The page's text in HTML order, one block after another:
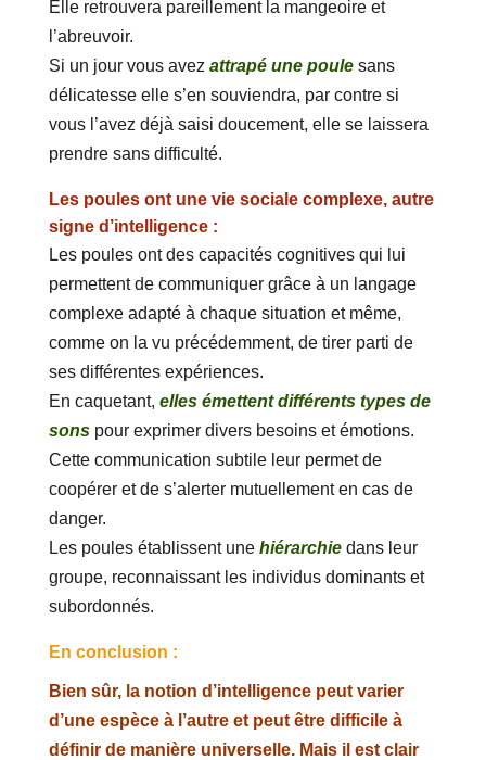
Elle retrouvera pareillement la mangeoire et
l’abreuvoir.
Si un jour vous avez attrapé une poulesans
délicatesse elle s’en souviendra, par contre si
vous l’avez déjà saisi doucement, elle se laissera
prendre sans difficulté.
Les poules ont une vie sociale complexe, autre
signe d’intelligence :
Les poules ont des capacités cognitives qui lui
permettent de communiquer grâce à un langage
complexe adapté à chaque situation et même,
comme on la vu précédemment, de tirer parti de
ses différentes expériences.
En caquetant, elles émettent différents types de
sonspour exprimer divers besoins et émotions.
Cette communication subtile leur permet de
coopérer et de s’alerter mutuellement en cas de
danger.
Les poules établissent une hiérarchiedans leur
groupe, reconnaissant les individus dominants et
subordonnés.
En conclusion :
Bien sûr, la notion d’intelligence peut varier
d’une espèce à l’autre et peut être difficile à
définir de manière universelle. Mais il est clair